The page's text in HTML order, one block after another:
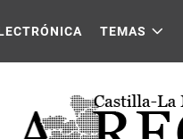
Mancha
TEMAS